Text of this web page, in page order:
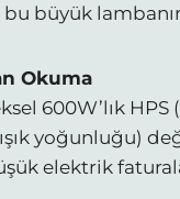
büyük
Okuma
600W’lık
yoğunluğu)
elektrik